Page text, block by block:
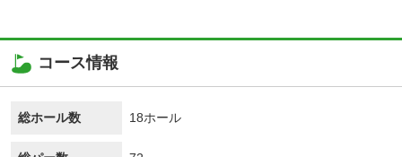
コース情報
総ホール数 18ホール